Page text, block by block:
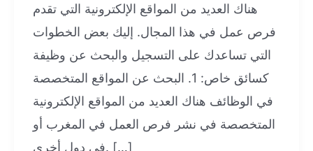
هناك العديد من المواقع الإلكترونية التي تقدم
فرص عمل في هذا المجال. إليك بعض الخطوات
التي تساعدك على التسجيل والبحث عن وظيفة
كسائق خاص: 1. البحث عن المواقع المتخصصة
في الوظائف هناك العديد من المواقع الإلكترونية
المتخصصة في نشر فرص العمل في المغرب أو
في دول أخرى. […]